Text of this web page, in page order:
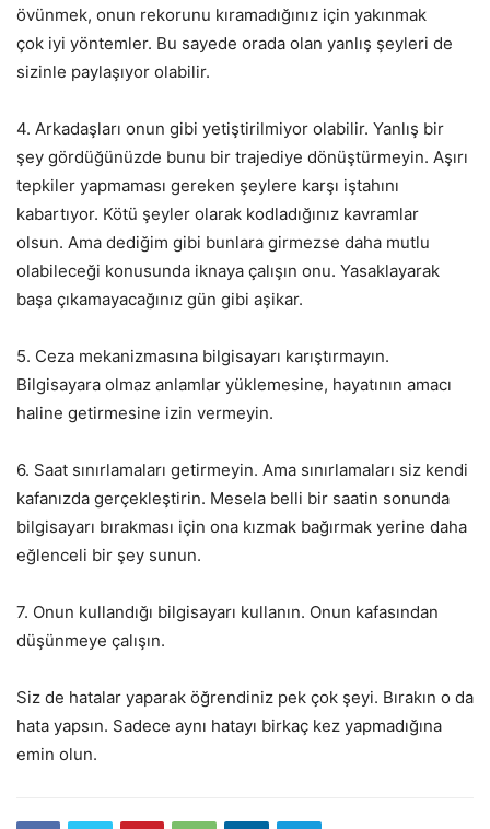
övünmek, onun rekorunu kıramadığınız için yakınmak
çok iyi yöntemler. Bu sayede orada olan yanlış şeyleri de
sizinle paylaşıyor olabilir.
4. Arkadaşları onun gibi yetiştirilmiyor olabilir. Yanlış bir
şey gördüğünüzde bunu bir trajediye dönüştürmeyin. Aşırı
tepkiler yapmaması gereken şeylere karşı iştahını
kabartıyor. Kötü şeyler olarak kodladığınız kavramlar
olsun. Ama dediğim gibi bunlara girmezse daha mutlu
olabileceği konusunda iknaya çalışın onu. Yasaklayarak
başa çıkamayacağınız gün gibi aşikar.
5. Ceza mekanizmasına bilgisayarı karıştırmayın.
Bilgisayara olmaz anlamlar yüklemesine, hayatının amacı
haline getirmesine izin vermeyin.
6. Saat sınırlamaları getirmeyin. Ama sınırlamaları siz kendi
kafanızda gerçekleştirin. Mesela belli bir saatin sonunda
bilgisayarı bırakması için ona kızmak bağırmak yerine daha
eğlenceli bir şey sunun.
7. Onun kullandığı bilgisayarı kullanın. Onun kafasından
düşünmeye çalışın.
Siz de hatalar yaparak öğrendiniz pek çok şeyi. Bırakın o da
hata yapsın. Sadece aynı hatayı birkaç kez yapmadığına
emin olun.